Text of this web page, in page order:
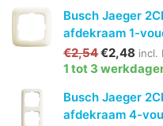
Busch Jaeger
afdekraam 1-
€2,54€2,48 incl.
1 tot 3
Busch Jaeger
afdekraam 4-